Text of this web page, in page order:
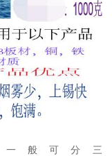
般可分三